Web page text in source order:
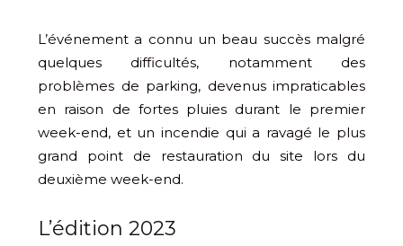
L’événement a connu un beau succès malgré
quelques difficultés, notamment des
problèmes de parking, devenus impraticables
en raison de fortes pluies durant le premier
week-end, et un incendie qui a ravagé le plus
grand point de restauration du site lors du
deuxième week-end.
L’édition 2023